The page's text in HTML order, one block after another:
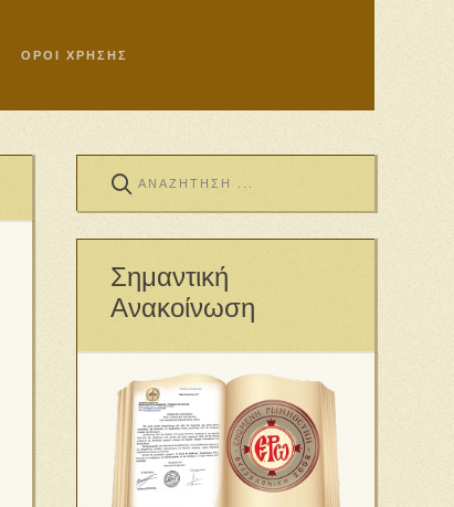
ΟΡΟΙ ΧΡΗΣΗΣ
Σημαντική
Ανακοίνωση